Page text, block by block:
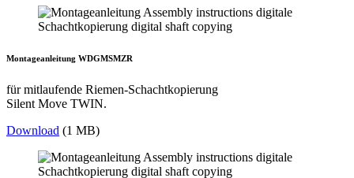
Montageanleitung WDGMSMZR
für mitlaufende Riemen-Schachtkopierung
Silent Move TWIN.
Download (1 MB)